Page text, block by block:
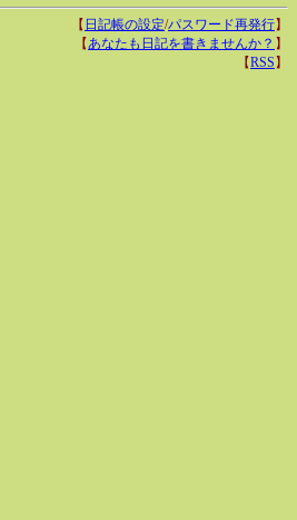
【 日記帳の設定/パスワード再発行】
【あなたも日記を書きませんか？ 】
【RSS 】